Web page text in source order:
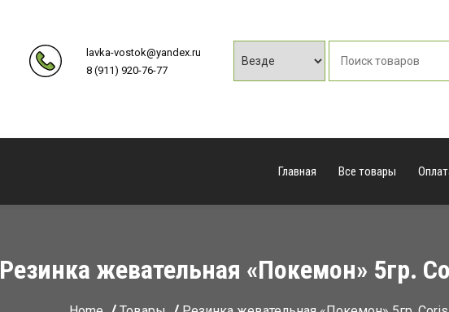
lavka-vostok@yandex.ru
8 (911) 920-76-77
Главная Все товары
Резинка жевательная «Покемон» 5гр.